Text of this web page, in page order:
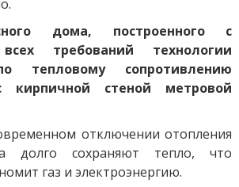
дома, построенного с
требований технологии
тепловому сопротивлению
кирпичной стеной метровой
отключении отопления
долго сохраняют тепло, что
газ и электроэнергию.